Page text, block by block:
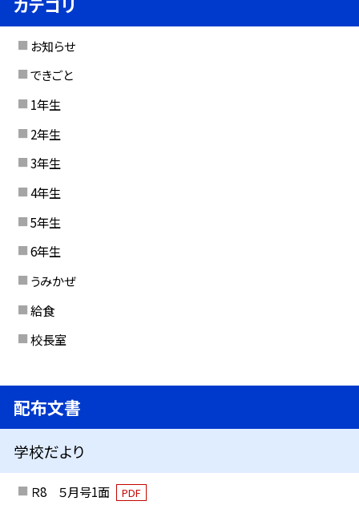
お知らせ
できごと
1年生
2年生
3年生
4年生
5年生
6年生
うみかぜ
給食
校長室
配布文書
学校だより
Ｒ8 ５月号1面 PDF